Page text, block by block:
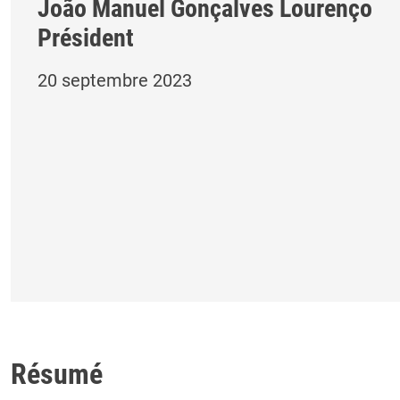
João Manuel Gonçalves Lourenço
Président
20 septembre 2023
Résumé